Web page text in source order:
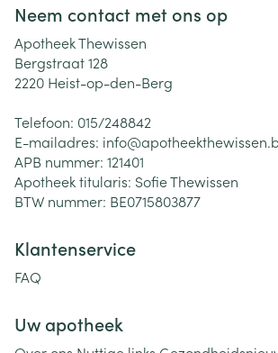
Neem contact met ons op
Apotheek Thewissen
Bergstraat 128
2220 Heist-op-den-Berg
Telefoon: 015/248842
E-mailadres: info@
APB nummer: 121401
Apotheek titularis: Sofie Thewissen
BTW nummer: BE0715803877
Klantenservice
FAQ
Uw apotheek